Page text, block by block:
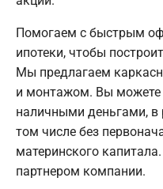
Помогаем с быстрым
ипотеки, чтобы
Мы предлагаем
и монтажом. Вы можете
наличными деньгами, в
том числе без
материнского
партнером компании.